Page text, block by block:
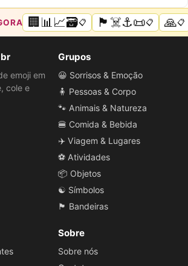
🏢📊📈🗃️📋 🏴‍☠️⚓📜📋 🙏📋
emoji em
cole e
Grupos
😀 Sorrisos & Emoção
🧍 Pessoas & Corpo
🐾 Animais & Natureza
🍔 Comida & Bebida
✈️ Viagem & Lugares
⚽ Atividades
📦 Objetos
☯️ Símbolos
🏴 Bandeiras
Sobre
Sobre nós